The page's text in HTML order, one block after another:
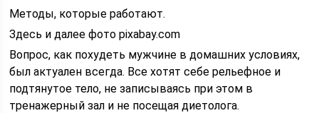
Методы, которые работают.
Здесь и далее фото pixabay.com
Вопрос, как похудеть мужчине в домашних условиях,
был актуален всегда. Все хотят себе рельефное и
подтянутое тело, не записываясь при этом в
тренажерный зал и не посещая диетолога.